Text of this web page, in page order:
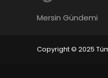
Mersin Gündemi
Copyright © 2025